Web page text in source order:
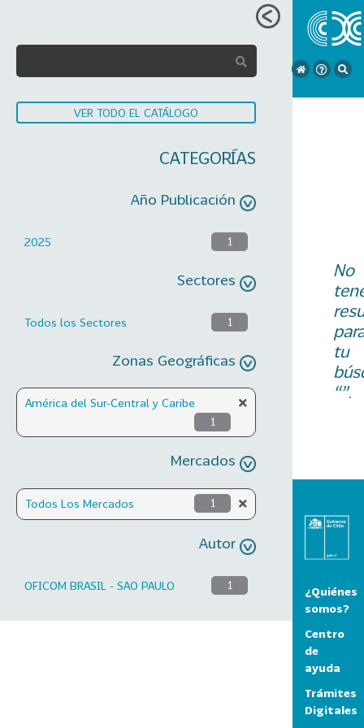
VER TODO EL CATÁLOGO
CATEGORÍAS
Año Publicación
2025 1
Sectores
Todos los Sectores 1
Zonas Geográficas
América del Sur-Central y Caribe
1
Mercados
Todos Los Mercados 1
Autor
OFICOM BRASIL - SAO PAULO 1
No
tu
“”.
¿Quiénes
somos?
Centro
de
ayuda
Trámites
Digitales